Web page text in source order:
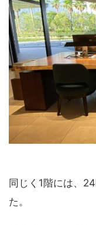
同じく1階には、
た。